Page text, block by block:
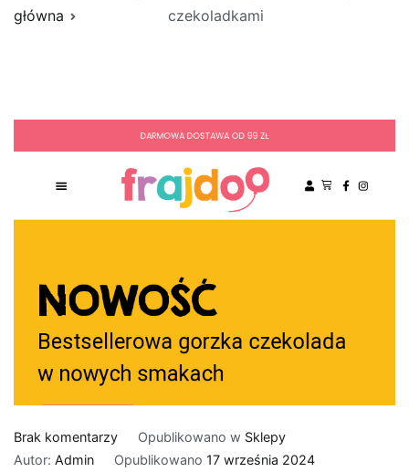
główna
czekoladkami
Brak komentarzydo
Frajdoo
Opublikowano w Sklepy
Autor: Admin Opublikowano 17 września 2024